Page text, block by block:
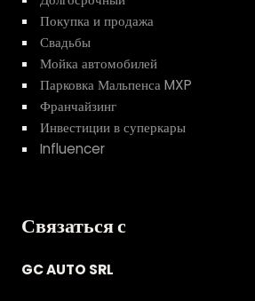
Покупка и продажа
Свадьбы
Мойка автомобилей
Парковка Мальпенса MXP
Франчайзинг
Инвестиции в суперкары
Influencer
Связаться с
GC AUTO SRL